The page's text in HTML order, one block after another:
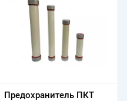
Предохранитель ПКТ